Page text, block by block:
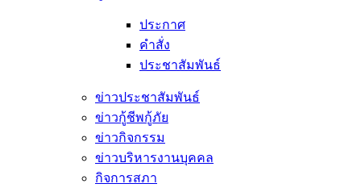
ประกาศ
คำสั่ง
ประชาสัมพันธ์
ข่าวประชาสัมพันธ์
ข่าวกู้ชีพกู้ภัย
ข่าวกิจกรรม
ข่าวบริหารงานบุคคล
กิจการสภา